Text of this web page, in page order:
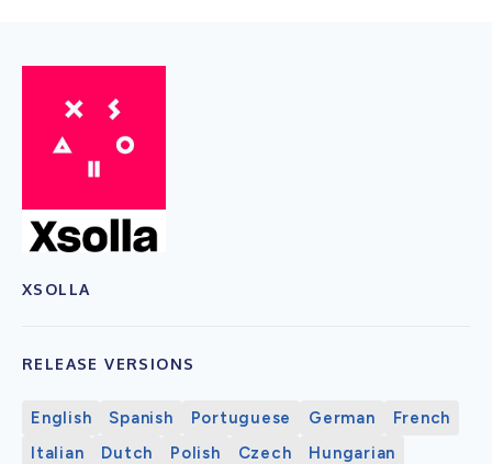
XSOLLA
RELEASE VERSIONS
English Spanish Portuguese German
French
Italian
Dutch Polish Czech
Hungarian